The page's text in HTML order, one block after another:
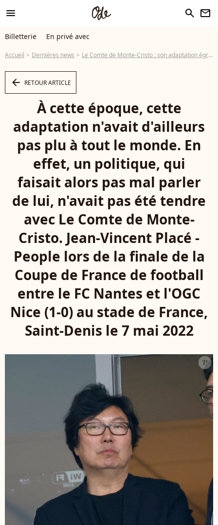
menu search newsletter
Billetterie En privé avec
Accueil Dernières news Le Comte de Monte-Cristo : son adaptation égratignée par un politique qui "préfère nettement la..."
arrow_left RETOUR ARTICLE
À cette époque, cette
adaptation n'avait d'ailleurs
pas plu à tout le monde. En
effet, un politique, qui
faisait alors pas mal parler
de lui, n'avait pas été tendre
avec Le Comte de Monte-
Cristo. Jean-Vincent Placé -
People lors de la finale de la
Coupe de France de football
entre le FC Nantes et l'OGC
Nice (1-0) au stade de France,
Saint-Denis le 7 mai 2022